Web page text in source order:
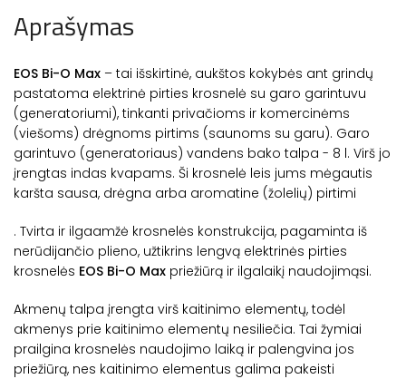
Aprašymas
EOS Bi-O Max– tai išskirtinė, aukštos kokybės ant grindų
pastatoma elektrinė pirties krosnelė su garo garintuvu
(generatoriumi), tinkanti privačioms ir komercinėms
(viešoms) drėgnoms pirtims (saunoms su garu). Garo
garintuvo (generatoriaus) vandens bako talpa - 8 l. Virš jo
įrengtas indas kvapams. Ši krosnelė leis jums mėgautis
karšta sausa, drėgna arba aromatine (žolelių) pirtimi
. Tvirta ir ilgaamžė krosnelės konstrukcija, pagaminta iš
nerūdijančio plieno, užtikrins lengvą elektrinės pirties
krosnelės EOS Bi-O Maxpriežiūrą ir ilgalaikį naudojimąsi.
Akmenų talpa įrengta virš kaitinimo elementų, todėl
akmenys prie kaitinimo elementų nesiliečia. Tai žymiai
prailgina krosnelės naudojimo laiką ir palengvina jos
priežiūrą, nes kaitinimo elementus galima pakeisti